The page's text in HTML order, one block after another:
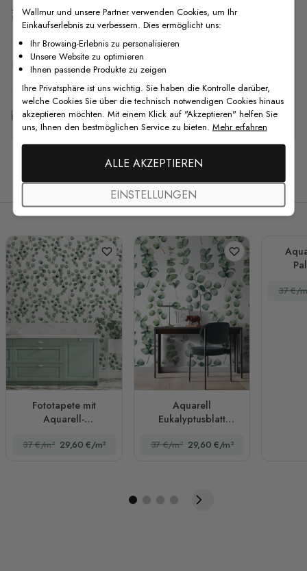
Versand & Rückgabe
F.A.Q
Kostenlose Anpassung
Verwandte Produkte
Fototapete mit
Aquarell-
37 €/m² 29,60 €/m²
Aquarell
Eukalyptusblatt
37 €/m² 29,60 €/m²
37 €/
Wallmur und unsere Partner verwenden Cookies, um Ihr
Einkaufserlebnis zu verbessern. Dies ermöglicht uns:
Ihr Browsing-Erlebnis zu personalisieren
Unsere Website zu optimieren
Ihnen passende Produkte zu zeigen
Ihre Privatsphäre ist uns wichtig. Sie haben die Kontrolle darüber,
welche Cookies Sie über die technisch notwendigen Cookies hinaus
akzeptieren möchten. Mit einem Klick auf "Akzeptieren" helfen Sie
uns, Ihnen den bestmöglichen Service zu bieten. Mehr erfahren
ALLE AKZEPTIEREN
EINSTELLUNGEN